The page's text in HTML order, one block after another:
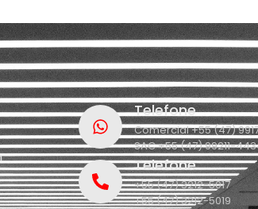
Telefone
Comercial +55 (47)
SAC +55 (47) 99211-
Telefone
+55 (47) 3212-5017
+55 (47) 3212-5019